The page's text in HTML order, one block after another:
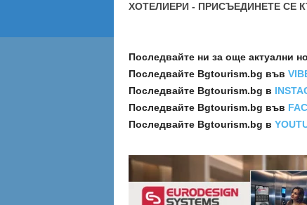
ХОТЕЛИЕРИ - ПРИСЪЕДИНЕТЕ СЕ
Последвайте ни за още актуални
Последвайте Bgtourism.bg във
Последвайте Bgtourism.bg в
Последвайте Bgtourism.bg във
Последвайте Bgtourism.bg в